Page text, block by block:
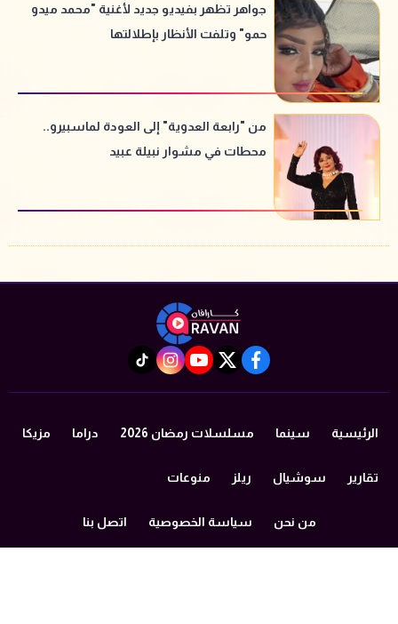
جواهر تظهر بفيديو جديد لأغنية "محمد ميدو
حمو" وتلفت الأنظار بإطلالتها
من "رابعة العدوية" إلى العودة لماسبيرو..
محطات في مشوار نبيلة عبيد
facebook
twitter
youtube
instagram
tiktok
الرئيسية سينما مسلسلات رمضان 2026 دراما مزيكا
تقارير سوشيال ريلز منوعات
من نحن سياسة الخصوصية اتصل بنا